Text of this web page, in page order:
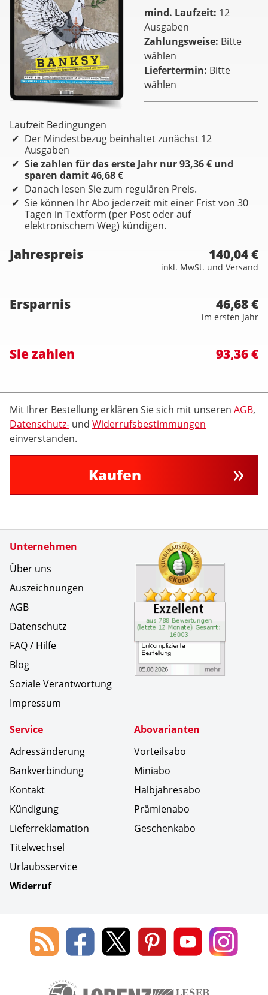
mind. Laufzeit 12
Ausgaben
Zahlungsweise Bitte
wählen
Liefertermin Bitte
wählen
Laufzeit Bedingungen
Der Mindestbezug beinhaltet zunächst 12
Ausgaben
Sie zahlen für das erste Jahr nur 93,36 € und
sparen damit 46,68 €
Danach lesen Sie zum regulären Preis.
Sie können Ihr Abo jederzeit mit einer Frist von 30
Tagen in Textform (per Post oder auf
elektronischem Weg) kündigen.
Jahrespreis 140,04 €
inkl. MwSt. und Versand
Ersparnis 46,68 €
im ersten Jahr
Sie zahlen 93,36 €
Mit Ihrer Bestellung erklären Sie sich mit unseren AGB,
Datenschutz- und Widerrufsbestimmungen
einverstanden.
Kaufen
Unternehmen
Über uns
Auszeichnungen
AGB
Datenschutz
FAQ / Hilfe
Blog
Soziale Verantwortung
Impressum
Service
Adressänderung
Bankverbindung
Kontakt
Kündigung
Lieferreklamation
Titelwechsel
Urlaubsservice
Widerruf
Abovarianten
Vorteilsabo
Miniabo
Halbjahresabo
Prämienabo
Geschenkabo
Zertifikate
Social Media
Blog
des
Leserservice
Lorenz
Leserservice
Lorenz
Leserservice
Lorenz
Leserservice
Lorenz
Leserservice
Lorenz